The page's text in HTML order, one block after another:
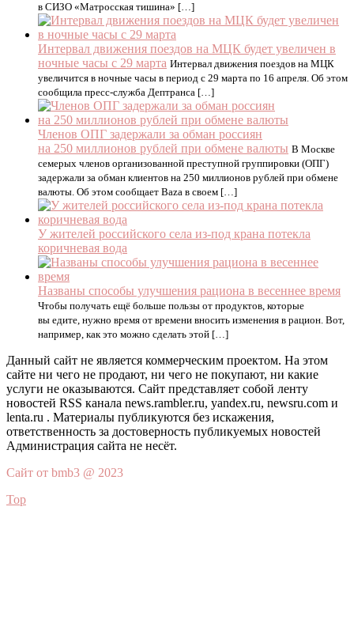
в СИЗО «Матросская тишина» […]
Интервал движения поездов на МЦК будет увеличен в
ночные часы с 29 марта Интервал движения поездов на МЦК
увеличится в ночные часы в период с 29 марта по 16 апреля. Об этом
сообщила пресс-служба Дептранса […]
Членов ОПГ задержали за обман россиян
на 250 миллионов рублей при обмене валюты В Москве
семерых членов организованной преступной группировки (ОПГ)
задержали за обман клиентов на 250 миллионов рублей при обмене
валюты. Об этом сообщает Baza в своем […]
У жителей российского села из-под крана потекла
коричневая вода
Названы способы улучшения рациона в весеннее время
Чтобы получать ещё больше пользы от продуктов, которые
вы едите, нужно время от времени вносить изменения в рацион. Вот,
например, как это можно сделать этой […]
Данный сайт не является коммерческим проектом. На этом
сайте ни чего не продают, ни чего не покупают, ни какие
услуги не оказываются. Сайт представляет собой ленту
новостей RSS канала news.rambler.ru, yandex.ru, newsru.com и
lenta.ru . Материалы публикуются без искажения,
ответственность за достоверность публикуемых новостей
Администрация сайта не несёт.
Сайт от bmb3 @ 2023
Top